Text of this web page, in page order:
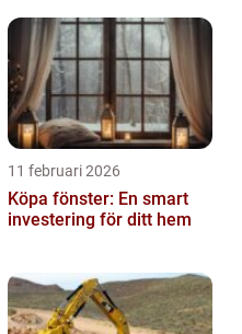
11 februari 2026
Köpa fönster: En smart
investering för ditt hem